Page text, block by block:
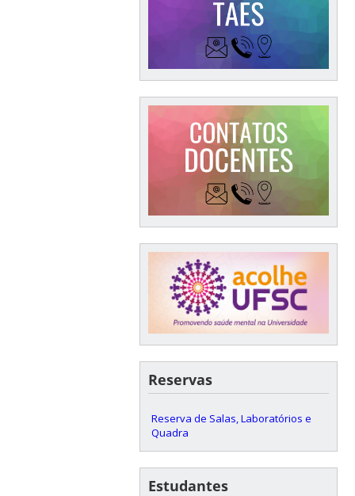
Reservas
Reserva de Salas, Laboratórios e
Quadra
Estudantes